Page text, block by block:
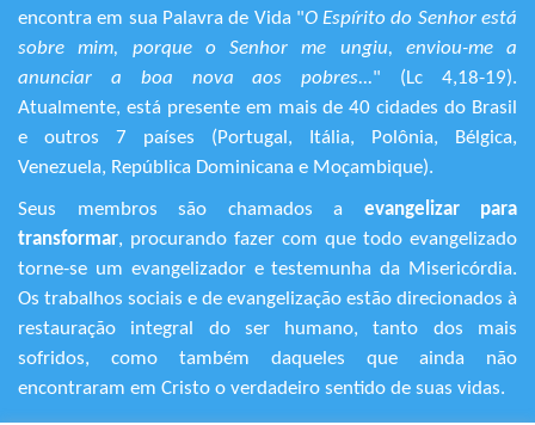
encontra em sua Palavra de Vida "O Espírito do Senhor está
sobre mim, porque o Senhor me ungiu, enviou-me a
anunciar a boa nova aos pobres..." (Lc 4,18-19).
Atualmente, está presente em mais de 40 cidades do Brasil
e outros 7 países (Portugal, Itália, Polônia, Bélgica,
Venezuela, República Dominicana e Moçambique).
Seus membros são chamados a evangelizar para
transformar, procurando fazer com que todo evangelizado
torne-se um evangelizador e testemunha da Misericórdia.
Os trabalhos sociais e de evangelização estão direcionados à
restauração integral do ser humano, tanto dos mais
sofridos, como também daqueles que ainda não
encontraram em Cristo o verdadeiro sentido de suas vidas.